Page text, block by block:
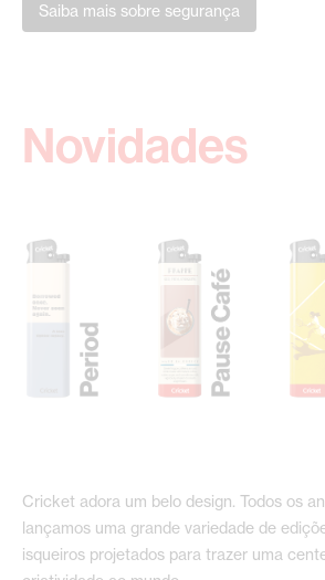
Saiba mais sobre segurança
Novidades
Cricket adora um belo design. Todos os
lançamos uma grande variedade de
isqueiros projetados para trazer uma